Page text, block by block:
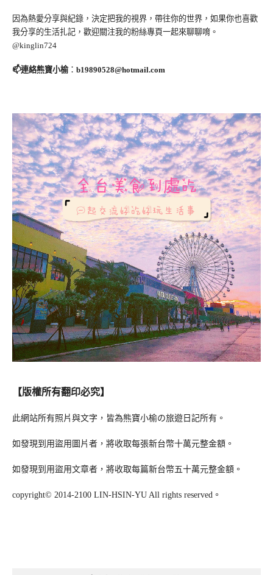
因為熱愛分享與紀錄，決定把我的視界，帶往你的世界，如果你也喜歡
我分享的生活扎記，歡迎關注我的粉絲專頁一起來聊聊唷。
@kinglin724
📫連絡熊寶小榆： b19890528@hotmail.com
【版權所有翻印必究】
此網站所有照片與文字，皆為熊寶小榆の旅遊日記所有。
如發現到用盜用圖片者，將收取每張新台幣十萬元整金額。
如發現到用盜用文章者，將收取每篇新台幣五十萬元整金額。
copyright© 2014-2100 LIN-HSIN-YU All rights reserved。